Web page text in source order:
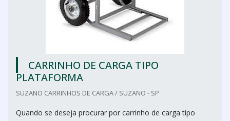
CARRINHO DE CARGA TIPO
PLATAFORMA
SUZANO CARRINHOS DE CARGA / SUZANO - SP
Quando se deseja procurar por carrinho de carga tipo